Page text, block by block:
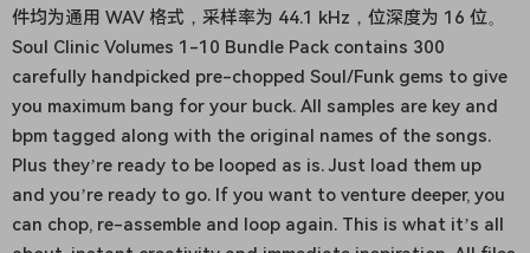
件均为通用 WAV 格式，采样率为 44.1 kHz，位深度为 16 位。
Soul Clinic Volumes 1-10 Bundle Pack contains 300
carefully handpicked pre-chopped Soul/Funk gems to give
you maximum bang for your buck. All samples are key and
bpm tagged along with the original names of the songs.
Plus they’re ready to be looped as is. Just load them up
and you’re ready to go. If you want to venture deeper, you
can chop, re-assemble and loop again. This is what it’s all